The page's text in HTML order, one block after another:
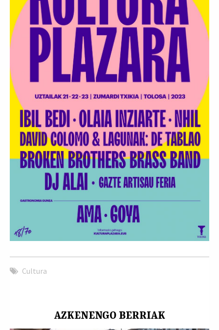
Cultura
AZKENENGO BERRIAK